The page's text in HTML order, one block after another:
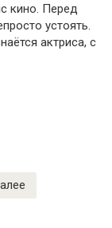
кино. Перед
устоять.
актриса, с